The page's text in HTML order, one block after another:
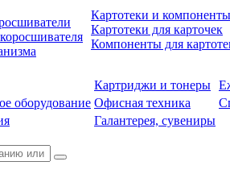
Картотеки и
Картотеки для карточек
Компоненты для
Картриджи и тонеры
оборудование Офисная техника
Галантерея, сувениры